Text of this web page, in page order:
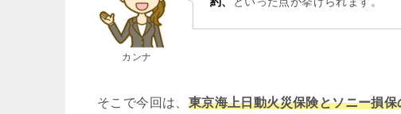
カンナ
そこで今回は、 東京海上日動火災保険とソニー損